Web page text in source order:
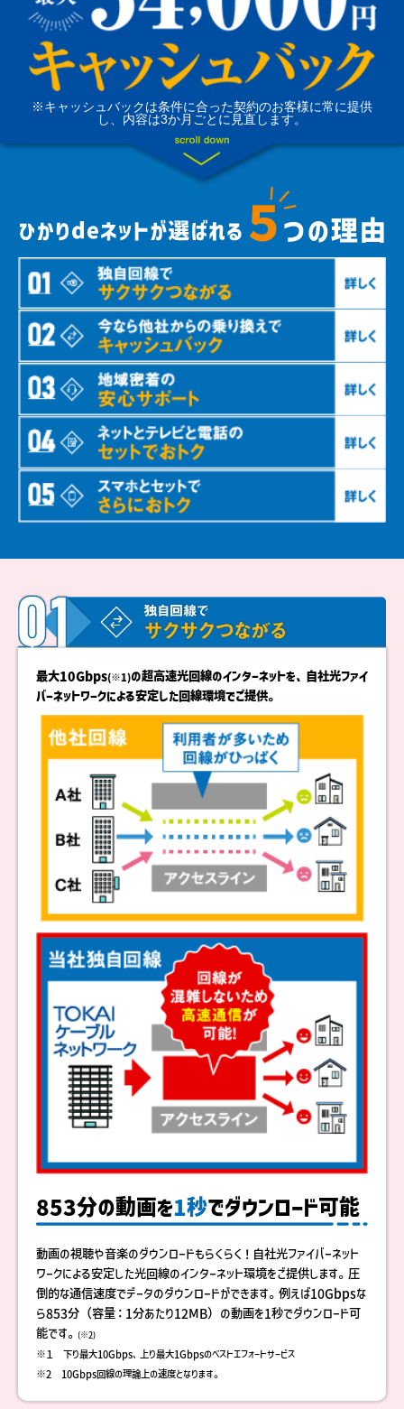
※キャッシュバックは条件に合った契約のお客様に常に提供
し、内容は3か月ごとに見直します。
最大10Gbps(※1)の超高速光回線のインターネットを、自社光ファイ
バーネットワークによる安定した回線環境でご提供。
853分の動画を1秒でダウンロード可能
動画の視聴や音楽のダウンロードもらくらく！自社光ファイバーネット
ワークによる安定した光回線のインターネット環境をご提供します。圧
倒的な通信速度でデータのダウンロードができます。例えば10Gbpsな
ら853分（容量：1分あたり12MB）の動画を1秒でダウンロード可
能です。 (※2)
※１ 下り最大10Gbps、上り最大1Gbpsのベストエフォートサービス
※2 10Gbps回線の理論上の速度となります。